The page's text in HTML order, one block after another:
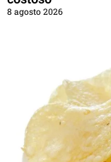
8 agosto 2026